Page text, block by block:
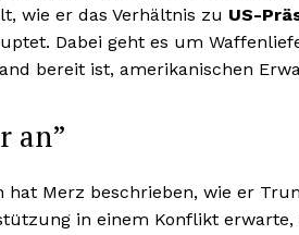
wie er das Verhältnis zu US-
Dabei geht es um
bereit ist, amerikanischen
an”
Merz beschrieben, wie er
in einem Konflikt erwarte,